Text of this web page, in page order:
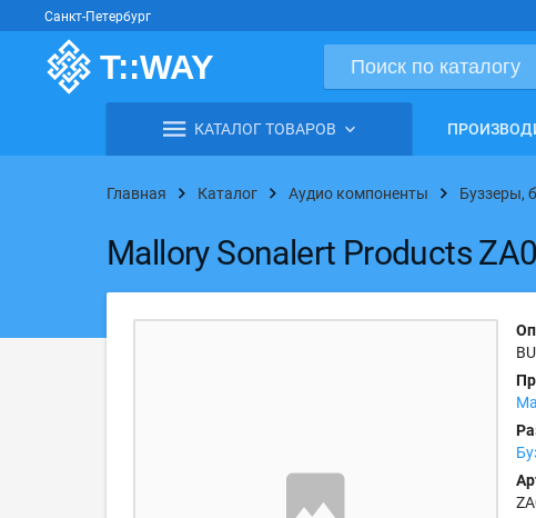
Санкт-Петербург
КАТАЛОГ ТОВАРОВ
Главная Каталог Аудио компоненты Буззеры,
Mallory Sonalert Products